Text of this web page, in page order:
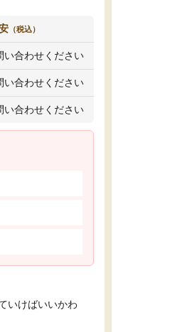
（税込）
い合わせください
い合わせください
い合わせください
いけばいいかわ